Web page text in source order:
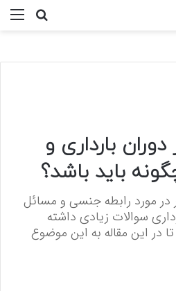
بارداری و
باید باشد؟
در مورد رابطه جنسی و مسائل
سوالات زیادی داشته
در این مقاله به این موضوع